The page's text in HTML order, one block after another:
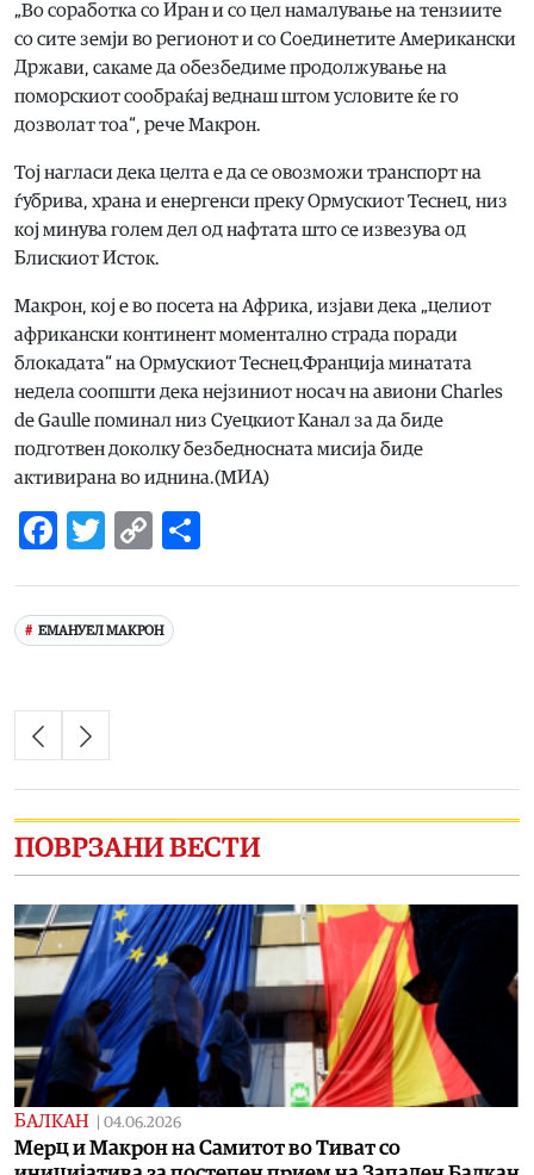
„Во соработка со Иран и со цел намалување на тензиите
со сите земји во регионот и со Соединетите Американски
Држави, сакаме да обезбедиме продолжување на
поморскиот сообраќај веднаш штом условите ќе го
дозволат тоа“, рече Макрон.
Тој нагласи дека целта е да се овозможи транспорт на
ѓубрива, храна и енергенси преку Ормускиот Теснец, низ
кој минува голем дел од нафтата што се извезува од
Блискиот Исток.
Макрон, кој е во посета на Африка, изјави дека „целиот
африкански континент моментално страда поради
блокадата“ на Ормускиот Теснец.Франција минатата
недела соопшти дека нејзиниот носач на авиони Charles
de Gaulle поминал низ Суецкиот Канал за да биде
подготвен доколку безбедносната мисија биде
активирана во иднина.(МИА)
Facebook
Twitter
Copy
ЕМАНУЕЛ МАКРОН
ПОВРЗАНИ ВЕСТИ
БАЛКАН 04.06.2026
Мерц и Макрон на Самитот во Тиват со